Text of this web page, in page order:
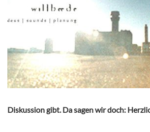
Diskussion gibt. Da sagen wir doch: